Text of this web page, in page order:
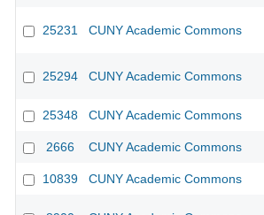
25231 CUNY Academic Commons
25294 CUNY Academic Commons
25348 CUNY Academic Commons
2666 CUNY Academic Commons
10839 CUNY Academic Commons